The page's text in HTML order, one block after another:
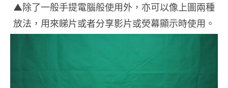
▲除了一般手提電腦般使用外，亦可以像上圖兩種
放法，用來睇片或者分享影片或熒幕顯示時使用。